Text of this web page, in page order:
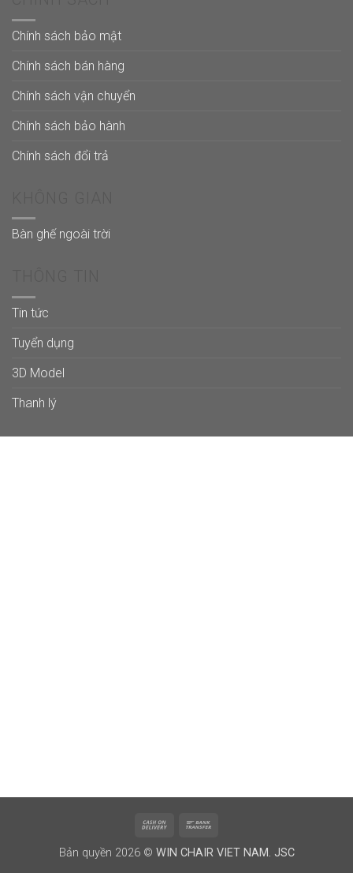
Chính sách bảo mật
Chính sách bán hàng
Chính sách vận chuyển
Chính sách bảo hành
Chính sách đổi trả
Bàn ghế ngoài trời
Tin tức
Tuyển dụng
3D Model
Thanh lý
Cash
Delivery
Bản quyền 2026 © WIN CHAIR VIET NAM. JSC